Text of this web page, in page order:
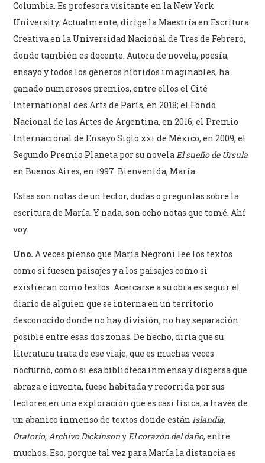
Columbia. Es profesora visitante en la New York
University.​ Actualmente, dirige la Maestría en Escritura
Creativa en la Universidad Nacional de Tres de Febrero,
donde también es docente. Autora de novela, poesía,
ensayo y todos los géneros híbridos imaginables, ha
ganado numerosos premios, entre ellos el Cité
International des Arts de París, en 2018; el Fondo
Nacional de las Artes de Argentina, en 2016; el Premio
Internacional de Ensayo Siglo xxi de México, en 2009; el
Segundo Premio Planeta por su novelaEl sueño de Úrsula
en Buenos Aires, en 1997. Bienvenida, María.
Estas son notas de un lector, dudas o preguntas sobre la
escritura de María. Y nada, son ocho notas que tomé. Ahí
voy.
Uno. A veces pienso que María Negroni lee los textos
como si fuesen paisajes y a los paisajes como si
existieran como textos. Acercarse a su obra es seguir el
diario de alguien que se interna en un territorio
desconocido donde no hay división, no hay separación
posible entre esas dos zonas. De hecho, diría que su
literatura trata de ese viaje, que es muchas veces
nocturno, como si esa biblioteca inmensa y dispersa que
abraza e inventa, fuese habitada y recorrida por sus
lectores en una exploración que es casi física, a través de
un abanico inmenso de textos donde estánIslandia,
Oratorio,Archivo DickinsonyEl corazón del daño, entre
muchos.Eso, porque tal vez para María la distancia es